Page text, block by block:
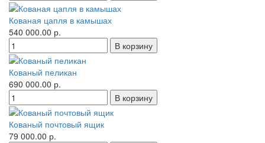
Кованая цапля в камышах
540 000.00 р.
Кованый пеликан
690 000.00 р.
Кованый почтовый ящик
79 000.00 р.